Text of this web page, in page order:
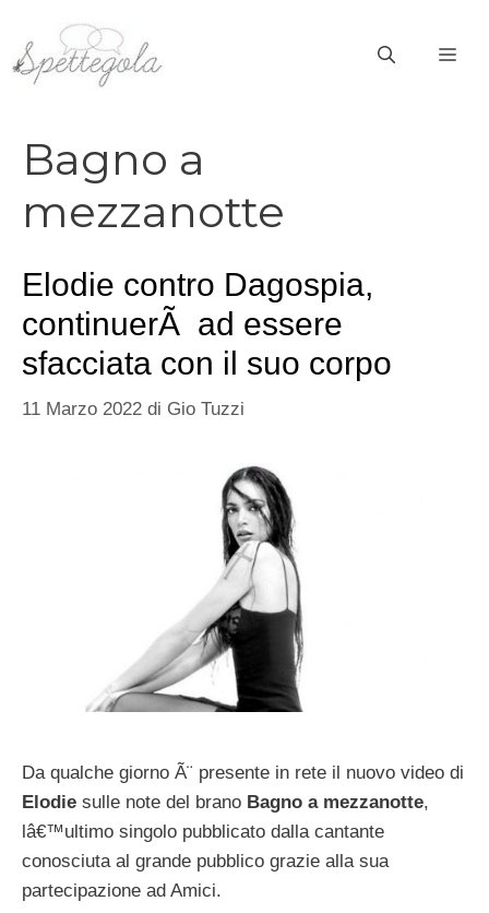
contenuto
Bagno a
mezzanotte
Elodie contro Dagospia,
continuerÃ ad essere
sfacciata con il suo corpo
11 Marzo 2022 di Gio Tuzzi
Da qualche giorno Ã¨ presente in rete il nuovo video di
Elodie sulle note del brano Bagno a mezzanotte,
lâ€™ultimo singolo pubblicato dalla cantante
conosciuta al grande pubblico grazie alla sua
partecipazione ad Amici.